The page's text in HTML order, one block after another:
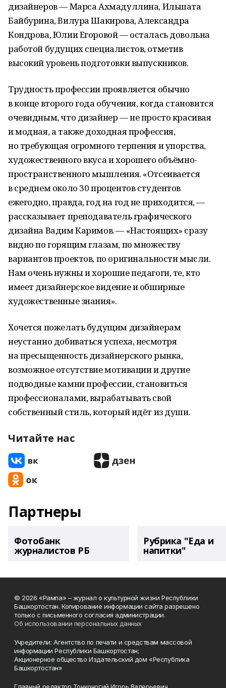
дизайнеров — Марса Ахмадуллина, Ильшата
Байбурина, Вилура Шакирова, Александра
Кондрова, Юлии Егоровой — осталась довольна
работой будущих специалистов, отметив
высокий уровень подготовки выпускников.
Трудность профессии проявляется обычно
в конце второго года обучения, когда становится
очевидным, что дизайнер — не просто красивая
и модная, а также доходная профессия,
но требующая огромного терпения и упорства,
художественного вкуса и хорошего объёмно-
пространственного мышления. «Отсеивается
в среднем около 30 процентов студентов
ежегодно, правда, год на год не приходится, —
рассказывает преподаватель графического
дизайна Вадим Каримов. — «Настоящих» сразу
видно по горящим глазам, по множеству
вариантов проектов, по оригинальности мысли.
Нам очень нужны и хорошие педагоги, те, кто
имеет дизайнерское видение и обширные
художественные знания».
Хочется пожелать будущим дизайнерам
неустанно добиваться успеха, несмотря
на пресыщенность дизайнерского рынка,
возможное отсутствие мотивации и другие
подводные камни профессии, становиться
профессионалами, вырабатывать свой
собственный стиль, который идёт из души.
Читайте нас
Партнеры
Фотобанк
журналистов РБ
Рубрика "Еда и
напитки"
© 2026 «Рампа» – журнал о культурной жизни Республики
Башкортостан. Копирование информации сайта разрешено
только с письменного согласия администрации.
Об использовании персональных данных
Учредители: Агентство по печати и средствам массовой
информации Республики Башкортостан;
Акционерное общество Издательский дом «Республика
Башкортостан»